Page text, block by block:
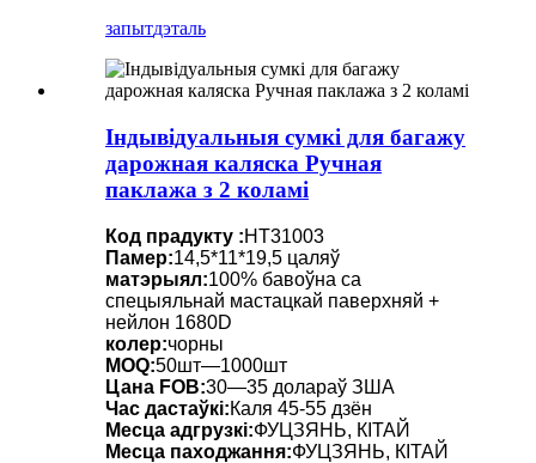
запытдэталь
Індывідуальныя сумкі для багажу
дарожная каляска Ручная
паклажа з 2 коламі
Код прадукту :HT31003
Памер:14,5*11*19,5 цаляў
матэрыял:100% бавоўна са
спецыяльнай мастацкай паверхняй +
нейлон 1680D
колер:чорны
MOQ:50шт—1000шт
Цана FOB:30—35 долараў ЗША
Час дастаўкі:Каля 45-55 дзён
Месца адгрузкі:ФУЦЗЯНЬ, КІТАЙ
Месца паходжання:ФУЦЗЯНЬ, КІТАЙ